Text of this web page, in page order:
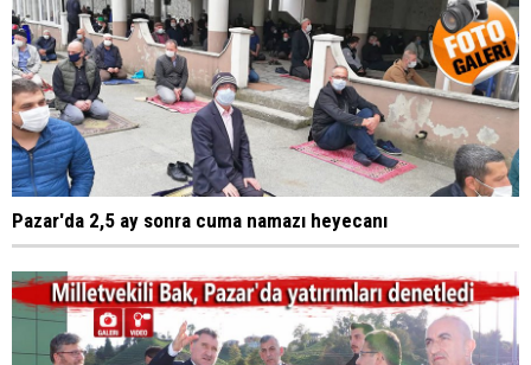
Pazar'da 2,5 ay sonra cuma namazı heyecanı